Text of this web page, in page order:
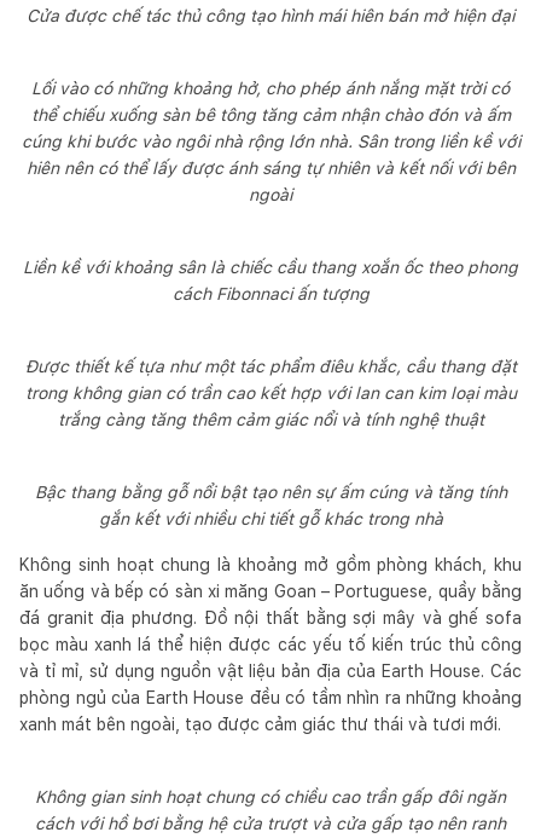
Cửa được chế tác thủ công tạo hình mái hiên bán mở hiện đại
Lối vào có những khoảng hở, cho phép ánh nắng mặt trời có
thể chiếu xuống sàn bê tông tăng cảm nhận chào đón và ấm
cúng khi bước vào ngôi nhà rộng lớn nhà. Sân trong liền kề với
hiên nên có thể lấy được ánh sáng tự nhiên và kết nối với bên
ngoài
Liền kề với khoảng sân là chiếc cầu thang xoắn ốc theo phong
cách Fibonnaci ấn tượng
Được thiết kế tựa như một tác phẩm điêu khắc, cầu thang đặt
trong không gian có trần cao kết hợp với lan can kim loại màu
trắng càng tăng thêm cảm giác nổi và tính nghệ thuật
Bậc thang bằng gỗ nổi bật tạo nên sự ấm cúng và tăng tính
gắn kết với nhiều chi tiết gỗ khác trong nhà
Không sinh hoạt chung là khoảng mở gồm phòng khách, khu
ăn uống và bếp có sàn xi măng Goan – Portuguese, quầy bằng
đá granit địa phương. Đồ nội thất bằng sợi mây và ghế sofa
bọc màu xanh lá thể hiện được các yếu tố kiến trúc thủ công
và tỉ mỉ, sử dụng nguồn vật liệu bản địa của Earth House. Các
phòng ngủ của Earth House đều có tầm nhìn ra những khoảng
xanh mát bên ngoài, tạo được cảm giác thư thái và tươi mới.
Không gian sinh hoạt chung có chiều cao trần gấp đôi ngăn
cách với hồ bơi bằng hệ cửa trượt và cửa gấp tạo nên ranh